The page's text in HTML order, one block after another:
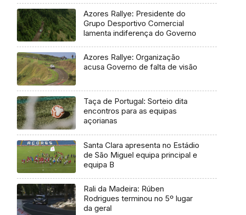
Azores Rallye: Presidente do
Grupo Desportivo Comercial
lamenta indiferença do Governo
Azores Rallye: Organização
acusa Governo de falta de visão
Taça de Portugal: Sorteio dita
encontros para as equipas
açorianas
Santa Clara apresenta no Estádio
de São Miguel equipa principal e
equipa B
Rali da Madeira: Rúben
Rodrigues terminou no 5º lugar
da geral